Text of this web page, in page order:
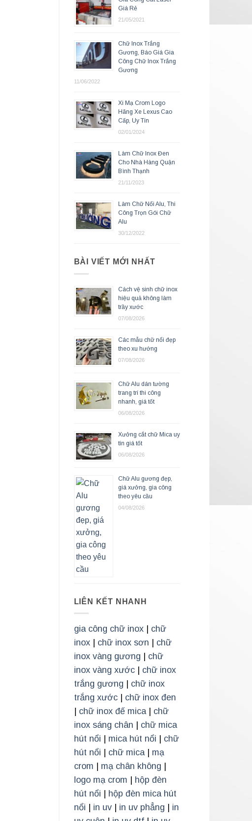
Giá Rẻ
21/05/2021
Chữ Inox Trắng
Gương, Báo Giá Gia
Công Chữ Inox Trắng
Gương
11/06/2022
Xi Mạ Crom Logo
Hãng Xe Lexus Cao
Cấp, Uy Tín
02/01/2024
Làm Chữ Inox Đen
Cho Nhà Hàng Quận
Bình Thạnh
21/11/2023
Làm Chữ Nổi Alu, Thi
Công Trọn Gói Chữ
Alu
30/12/2022
BÀI VIẾT MỚI NHẤT
Cách vệ sinh chữ inox
hiệu quả không làm
trầy xước
07/08/2026
Các mẫu chữ nổi đẹp
theo xu hướng
07/08/2026
Chữ Alu dán tường
trang trí thi công
nhanh, giá tốt
06/08/2026
Xưởng cắt chữ Mica uy
tín giá tốt
06/08/2026
Chữ Alu gương đẹp,
giá xưởng, gia công
theo yêu cầu
04/08/2026
LIÊN KẾT NHANH
gia công chữ inox| chữ
inox| chữ inox sơn
chữ
inox vàng gương
chữ
inox vàng xước| chữ inox
trắng gương
chữ inox
trắng xước| chữ inox đen
chữ inox đế mica| chữ
inox sáng chân
chữ mica
hút nổi
mica hút nổi
chữ
hút nổi
chữ mica| mạ
crom
mạ chân không
logo mạ crom
hộp đèn
hút nổi
hộp đèn mica hút
nổi
in uv| in uv phẳng
in